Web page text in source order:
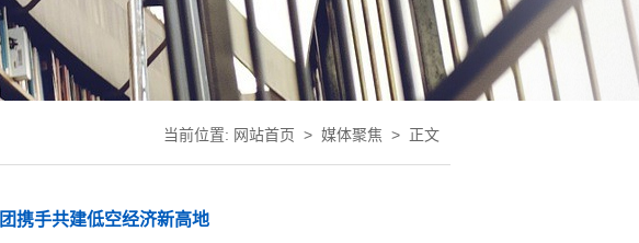
当前位置: 网站首页 > 媒体聚焦 > 正文
携手共建低空经济新高地